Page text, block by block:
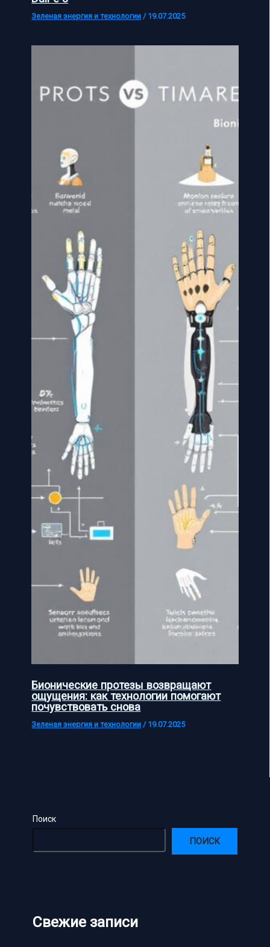
Зеленая энергия и технологии / 19.07.2025
Бионические протезы возвращают
ощущения: как технологии помогают
почувствовать снова
Зеленая энергия и технологии / 19.07.2025
Поиск
ПОИСК
Свежие записи